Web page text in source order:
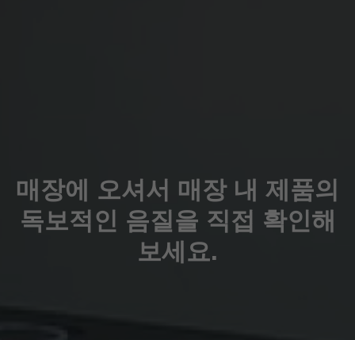
매장에 오셔서 매장 내 제품의
독보적인 음질을 직접 확인해
보세요.